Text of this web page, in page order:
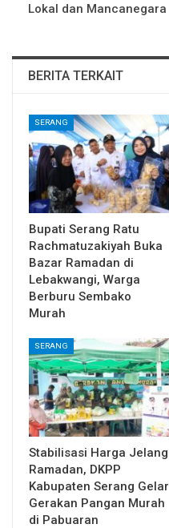
Lokal dan Mancanegara
BERITA TERKAIT
SERANG
Bupati Serang Ratu
Rachmatuzakiyah Buka
Bazar Ramadan di
Lebakwangi, Warga
Berburu Sembako
Murah
SERANG
Stabilisasi Harga Jelang
Ramadan, DKPP
Kabupaten Serang Gelar
Gerakan Pangan Murah
di Pabuaran